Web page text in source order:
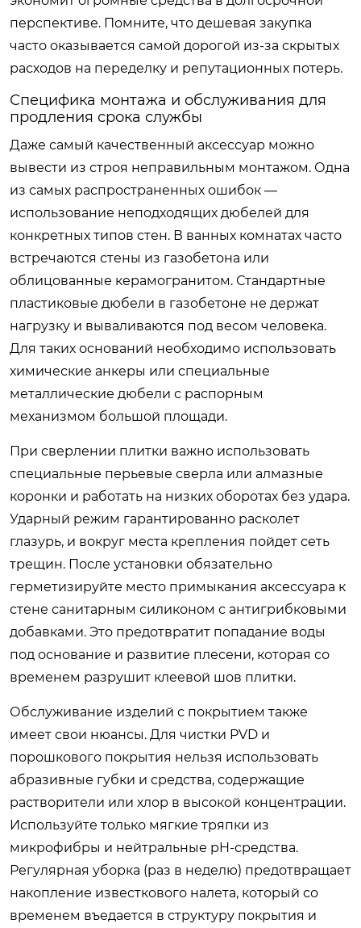
перспективе. Помните, что дешевая закупка
часто оказывается самой дорогой из-за скрытых
расходов на переделку и репутационных потерь.
Специфика монтажа и обслуживания для
продления срока службы
Даже самый качественный аксессуар можно
вывести из строя неправильным монтажом. Одна
из самых распространенных ошибок —
использование неподходящих дюбелей для
конкретных типов стен. В ванных комнатах часто
встречаются стены из газобетона или
облицованные керамогранитом. Стандартные
пластиковые дюбели в газобетоне не держат
нагрузку и вываливаются под весом человека.
Для таких оснований необходимо использовать
химические анкеры или специальные
металлические дюбели с распорным
механизмом большой площади.
При сверлении плитки важно использовать
специальные перьевые сверла или алмазные
коронки и работать на низких оборотах без удара.
Ударный режим гарантированно расколет
глазурь, и вокруг места крепления пойдет сеть
трещин. После установки обязательно
герметизируйте место примыкания аксессуара к
стене санитарным силиконом с антигрибковыми
добавками. Это предотвратит попадание воды
под основание и развитие плесени, которая со
временем разрушит клеевой шов плитки.
Обслуживание изделий с покрытием также
имеет свои нюансы. Для чистки PVD и
порошкового покрытия нельзя использовать
абразивные губки и средства, содержащие
растворители или хлор в высокой концентрации.
Используйте только мягкие тряпки из
микрофибры и нейтральные pH-средства.
Регулярная уборка (раз в неделю) предотвращает
накопление известкового налета, который со
временем въедается в структуру покрытия и